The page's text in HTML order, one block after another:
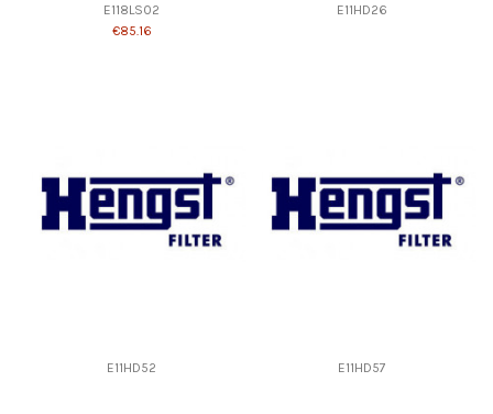
E118LS02
€85.16
E11HD26
E11HD52 E11HD57